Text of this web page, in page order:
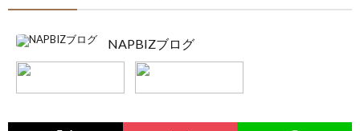
NAPBIZブログ